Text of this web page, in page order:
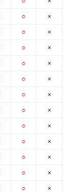
○
○
○
○
○
○
○
○
○
○
○
○
×
×
×
×
×
×
×
×
×
×
×
×